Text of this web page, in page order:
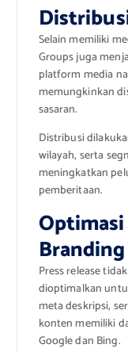
Selain memiliki
Groups juga
platform media
memungkinkan
sasaran.
Distribusi
wilayah, serta
meningkatkan
pemberitaan.
Branding
Press release
dioptimalkan
meta deskripsi,
konten memiliki
Google dan Bing.